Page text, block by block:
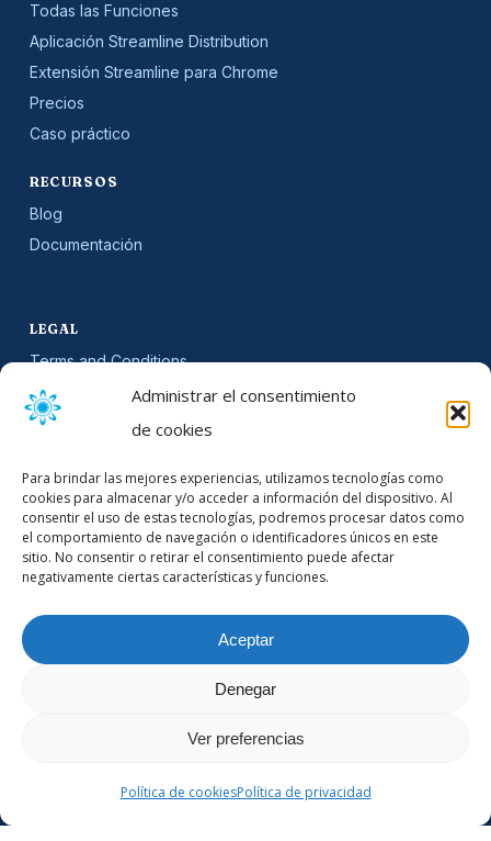
Administrar el consentimiento
de cookies
Para brindar las mejores experiencias, utilizamos tecnologías como
cookies para almacenar y/o acceder a información del dispositivo. Al
consentir el uso de estas tecnologías, podremos procesar datos como
el comportamiento de navegación o identificadores únicos en este
sitio. No consentir o retirar el consentimiento puede afectar
negativamente ciertas características y funciones.
Aceptar
Denegar
Ver preferencias
Política de cookiesPolítica de privacidad
Todas las Funciones
Aplicación Streamline Distribution
Extensión Streamline para Chrome
Precios
Caso práctico
RECURSOS
Blog
Documentación
LEGAL
Terms and Conditions
Privacy Policy
Disclaimer
Cookie Policy (EU)
NEWSLETTER
Get software updates and practical tips.
Email Address